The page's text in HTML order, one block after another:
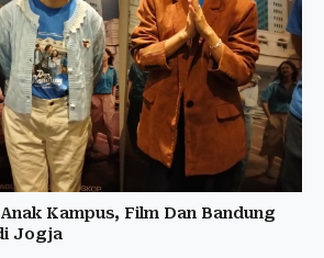
Kampus, Film Dan Bandung
Jogja